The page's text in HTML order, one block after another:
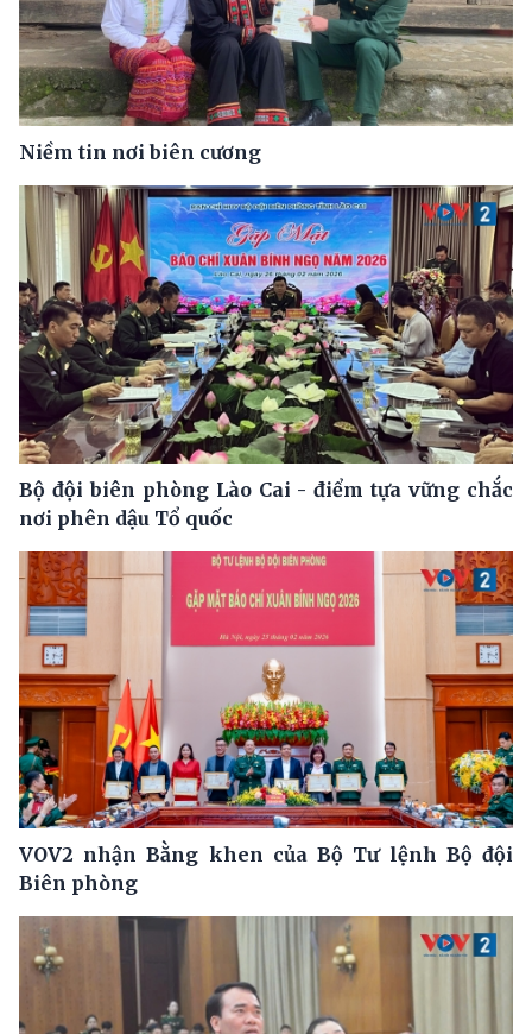
Niềm tin nơi biên cương
Bộ đội biên phòng Lào Cai - điểm tựa vững chắc
nơi phên dậu Tổ quốc
VOV2 nhận Bằng khen của Bộ Tư lệnh Bộ đội
Biên phòng